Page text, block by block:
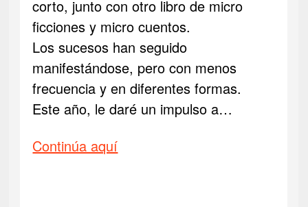
corto, junto con otro libro de micro
ficciones y micro cuentos.
Los sucesos han seguido
manifestándose, pero con menos
frecuencia y en diferentes formas.
Este año, le daré un impulso a…
Continúa aquí